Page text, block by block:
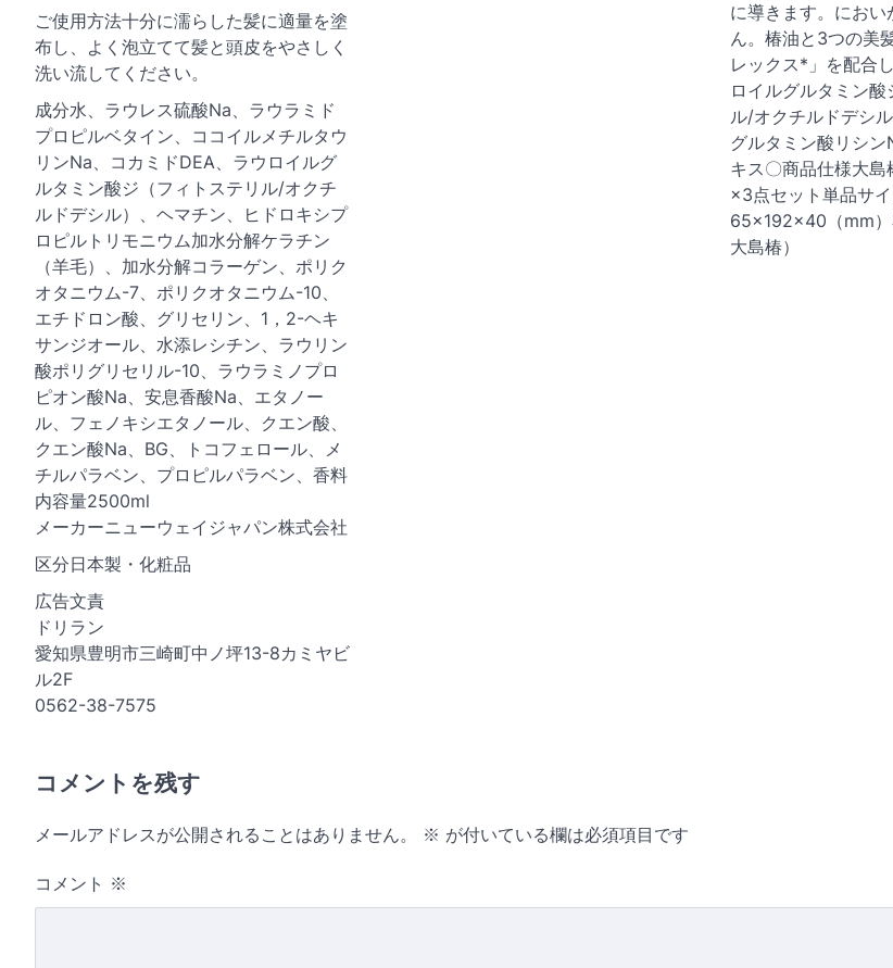
ご使用方法十分に濡らした髪に適量を塗
布し、よく泡立てて髪と頭皮をやさしく
洗い流してください。
成分水、ラウレス硫酸Na、ラウラミド
プロピルベタイン、ココイルメチルタウ
リンNa、コカミドDEA、ラウロイルグ
ルタミン酸ジ（フィトステリル/オクチ
ルドデシル）、ヘマチン、ヒドロキシプ
ロピルトリモニウム加水分解ケラチン
（羊毛）、加水分解コラーゲン、ポリク
オタニウム-7、ポリクオタニウム-10、
エチドロン酸、グリセリン、1，2-ヘキ
サンジオール、水添レシチン、ラウリン
酸ポリグリセリル-10、ラウラミノプロ
ピオン酸Na、安息香酸Na、エタノー
ル、フェノキシエタノール、クエン酸、
クエン酸Na、BG、トコフェロール、メ
チルパラベン、プロピルパラベン、香料
内容量2500ml
メーカーニューウェイジャパン株式会社
区分日本製・化粧品
広告文責
ドリラン
愛知県豊明市三崎町中ノ坪13-8カミヤビ
ル2F
0562-38-7575
に導きます。にお
ん。椿油と3つの美
レックス*」を配合
ロイルグルタミン酸
ル/オクチルドデシ
グルタミン酸リシ
キス〇商品仕様大島
×3点セット単品サ
65×192×40（mm
大島椿）
コメントを残す
メールアドレスが公開されることはありません。 ※ が付いている欄は必須項目です
コメント ※